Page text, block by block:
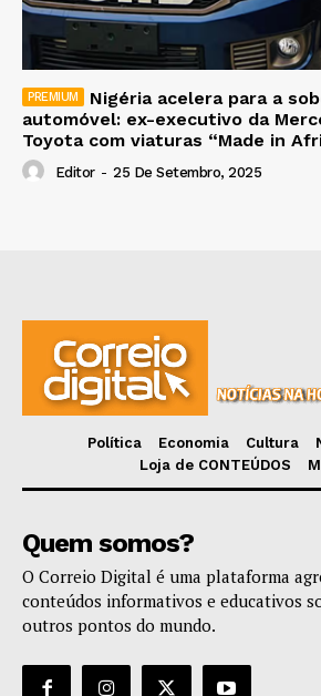
Nigéria acelera para a
automóvel: ex-executivo da
Toyota com viaturas “Made in
Editor - 25 De Setembro, 2025
Política Economia Cultura
Loja de CONTEÚDOS
Quem somos?
O Correio Digital é uma plataforma
conteúdos informativos e educativos
outros pontos do mundo.